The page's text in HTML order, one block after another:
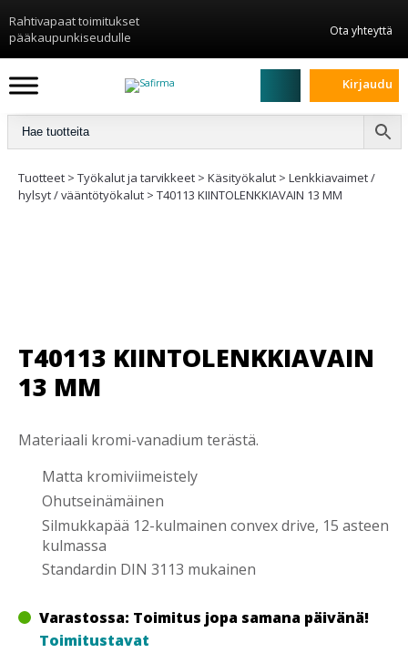
Rahtivapaat toimitukset
pääkaupunkiseudulle
Ota yhteyttä
Kirjaudu
Tuotteet > Työkalut ja tarvikkeet > Käsityökalut > Lenkkiavaimet /
hylsyt / vääntötyökalut > T40113 KIINTOLENKKIAVAIN 13 MM
T40113 KIINTOLENKKIAVAIN
13 MM
Materiaali kromi-vanadium terästä.
Matta kromiviimeistely
Ohutseinämäinen
Silmukkapää 12-kulmainen convex drive, 15 asteen
kulmassa
Standardin DIN 3113 mukainen
Varastossa: Toimitus jopa samana päivänä!
Toimitustavat